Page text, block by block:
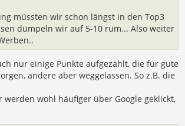
müssten wir schon längst in den Top3
dümpeln wir auf 5-10 rum... Also weiter
nur einige Punkte aufgezählt, die für gute
andere aber weggelassen. So z.B. die
werden wohl häufiger über Google geklickt,